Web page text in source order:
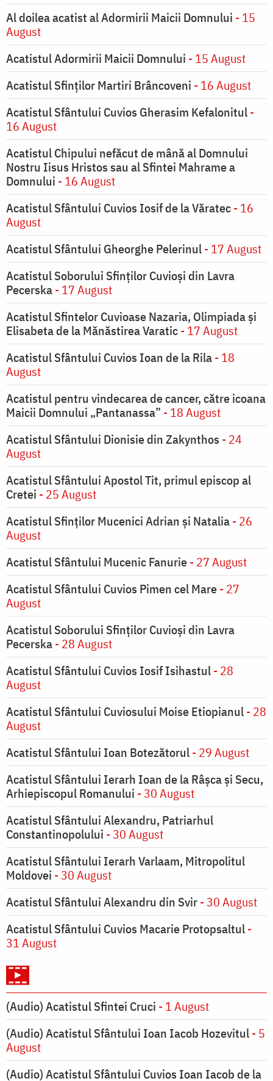
Al doilea acatist al Adormirii Maicii Domnului - 15
August
Acatistul Adormirii Maicii Domnului - 15 August
Acatistul Sfinților Martiri Brâncoveni - 16 August
Acatistul Sfântului Cuvios Gherasim Kefalonitul-
16 August
Acatistul Chipului nefăcut de mână al Domnului
Nostru Iisus Hristos sau al Sfintei Mahrame a
Domnului - 16 August
Acatistul Sfântului Cuvios Iosif de la Văratec- 16
August
Acatistul Sfântului Gheorghe Pelerinul- 17 August
Acatistul Soborului Sfinților Cuvioși din Lavra
Pecerska- 17 August
Acatistul Sfintelor Cuvioase Nazaria, Olimpiada și
Elisabeta de la Mănăstirea Varatic- 17 August
Acatistul Sfântului Cuvios Ioan de la Rila- 18
August
Acatistul pentru vindecarea de cancer, către icoana
Maicii Domnului „Pantanassa” - 18 August
Acatistul Sfântului Dionisie din Zakynthos - 24
August
Acatistul Sfântului Apostol Tit, primul episcop al
Cretei - 25 August
Acatistul Sfinților Mucenici Adrian și Natalia- 26
August
Acatistul Sfântului Mucenic Fanurie- 27 August
Acatistul Sfântului Cuvios Pimen cel Mare- 27
August
Acatistul Soborului Sfinților Cuvioși din Lavra
Pecerska- 28 August
Acatistul Sfântului Cuvios Iosif Isihastul- 28
August
Acatistul Sfântului Cuviosului Moise Etiopianul- 28
August
Acatistul Sfântului Ioan Botezătorul- 29 August
Acatistul Sfântului Ierarh Ioan de la Râşca şi Secu,
Arhiepiscopul Romanului - 30 August
Acatistul Sfântului Alexandru, Patriarhul
Constantinopolului - 30 August
Acatistul Sfântului Ierarh Varlaam, Mitropolitul
Moldovei - 30 August
Acatistul Sfântului Alexandru din Svir- 30 August
Acatistul Sfântului Cuvios Macarie Protopsaltul-
31 August
(Audio) Acatistul Sfintei Cruci - 1 August
(Audio) Acatistul Sfântului Ioan Iacob Hozevitul- 5
August
(Audio) Acatistul Sfântului Cuvios Ioan Iacob de la